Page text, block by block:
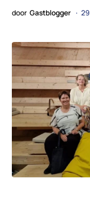
door Gastblogger